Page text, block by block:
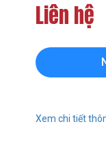
Liên hệ
Xem chi tiết